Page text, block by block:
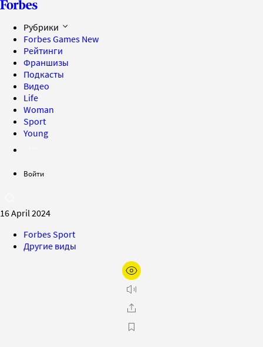
Рубрики
Forbes Games New
Рейтинги
Франшизы
Подкасты
Видео
Life
Woman
Sport
Young
Войти
16 April 2024
Forbes Sport
Другие виды